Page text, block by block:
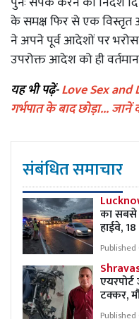
के समक्ष फिर से एक विस्तृत
ने अपने पूर्व आदेशों पर
उपरोक्त आदेश को ही
यह भी पढ़ें-Love Sex and
गर्भपात के बाद छोड़ा... जानें
संबंधित समाचार
का
हाईवे,
टक्कर,